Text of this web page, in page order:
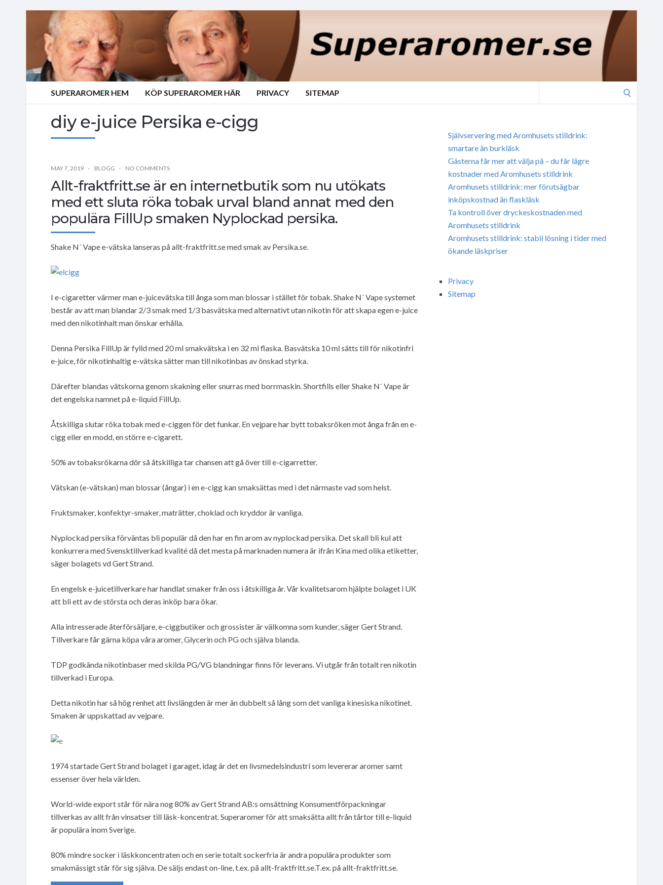
SUPERAROMER HEM KÖP SUPERAROMER HÄR PRIVACY SITEMAP
diy e-juice Persika e-cigg
MAY 7, 2019 BLOGG NO COMMENTS
Allt-fraktfritt.se är en internetbutik som nu utökats
med ett sluta röka tobak urval bland annat med den
populära FillUp smaken Nyplockad persika.
Shake N´ Vape e-vätska lanseras på allt-fraktfritt.se med smak av Persika.se.
I e-cigaretter värmer man e-juicevätska till ånga som man blossar i stället för tobak. Shake N´ Vape systemet
består av att man blandar 2/3 smak med 1/3 basvätska med alternativt utan nikotin för att skapa egen e-juice
med den nikotinhalt man önskar erhålla.
Denna Persika FillUp är fylld med 20 ml smakvätska i en 32 ml flaska. Basvätska 10 ml sätts till för nikotinfri
e-juice, för nikotinhaltig e-vätska sätter man till nikotinbas av önskad styrka.
Därefter blandas vätskorna genom skakning eller snurras med borrmaskin. Shortfills eller Shake N´ Vape är
det engelska namnet på e-liquid FillUp.
Åtskilliga slutar röka tobak med e-ciggen för det funkar. En vejpare har bytt tobaksröken mot ånga från en e-
cigg eller en modd, en större e-cigarett.
50% av tobaksrökarna dör så åtskilliga tar chansen att gå över till e-cigarretter.
Vätskan (e-vätskan) man blossar (ångar) i en e-cigg kan smaksättas med i det närmaste vad som helst.
Fruktsmaker, konfektyr-smaker, maträtter, choklad och kryddor är vanliga.
Nyplockad persika förväntas bli populär då den har en fin arom av nyplockad persika. Det skall bli kul att
konkurrera med Svensktillverkad kvalité då det mesta på marknaden numera är ifrån Kina med olika etiketter,
säger bolagets vd Gert Strand.
En engelsk e-juicetillverkare har handlat smaker från oss i åtskilliga år. Vår kvalitetsarom hjälpte bolaget i UK
att bli ett av de största och deras inköp bara ökar.
Alla intresserade återförsäljare, e-ciggbutiker och grossister är välkomna som kunder, säger Gert Strand.
Tillverkare får gärna köpa våra aromer, Glycerin och PG och själva blanda.
TDP godkända nikotinbaser med skilda PG/VG blandningar finns för leverans. Vi utgår från totalt ren nikotin
tillverkad i Europa.
Detta nikotin har så hög renhet att livslängden är mer än dubbelt så lång som det vanliga kinesiska nikotinet.
Smaken är uppskattad av vejpare.
1974 startade Gert Strand bolaget i garaget, idag är det en livsmedelsindustri som levererar aromer samt
essenser över hela världen.
World-wide export står för nära nog 80% av Gert Strand AB:s omsättning Konsumentförpackningar
tillverkas av allt från vinsatser till läsk-koncentrat. Superaromer för att smaksätta allt från tårtor till e-liquid
är populära inom Sverige.
80% mindre socker i läskkoncentraten och en serie totalt sockerfria är andra populära produkter som
smakmässigt står för sig själva. De säljs endast on-line, t.ex. på allt-fraktfritt.se.T.ex. på allt-fraktfritt.se.
Självservering med Aromhusets stilldrink:
smartare än burkläsk
Gästerna får mer att välja på – du får lägre
kostnader med Aromhusets stilldrink
Aromhusets stilldrink: mer förutsägbar
inköpskostnad än flaskläsk
Ta kontroll över dryckeskostnaden med
Aromhusets stilldrink
Aromhusets stilldrink: stabil lösning i tider med
ökande läskpriser
Privacy
Sitemap